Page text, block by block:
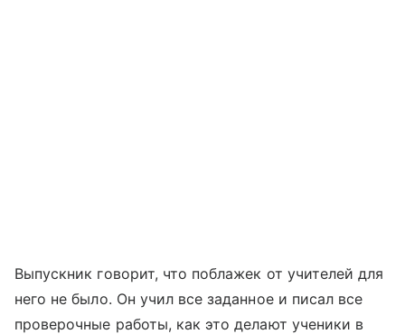
Выпускник говорит, что поблажек от учителей для
него не было. Он учил все заданное и писал все
проверочные работы, как это делают ученики в